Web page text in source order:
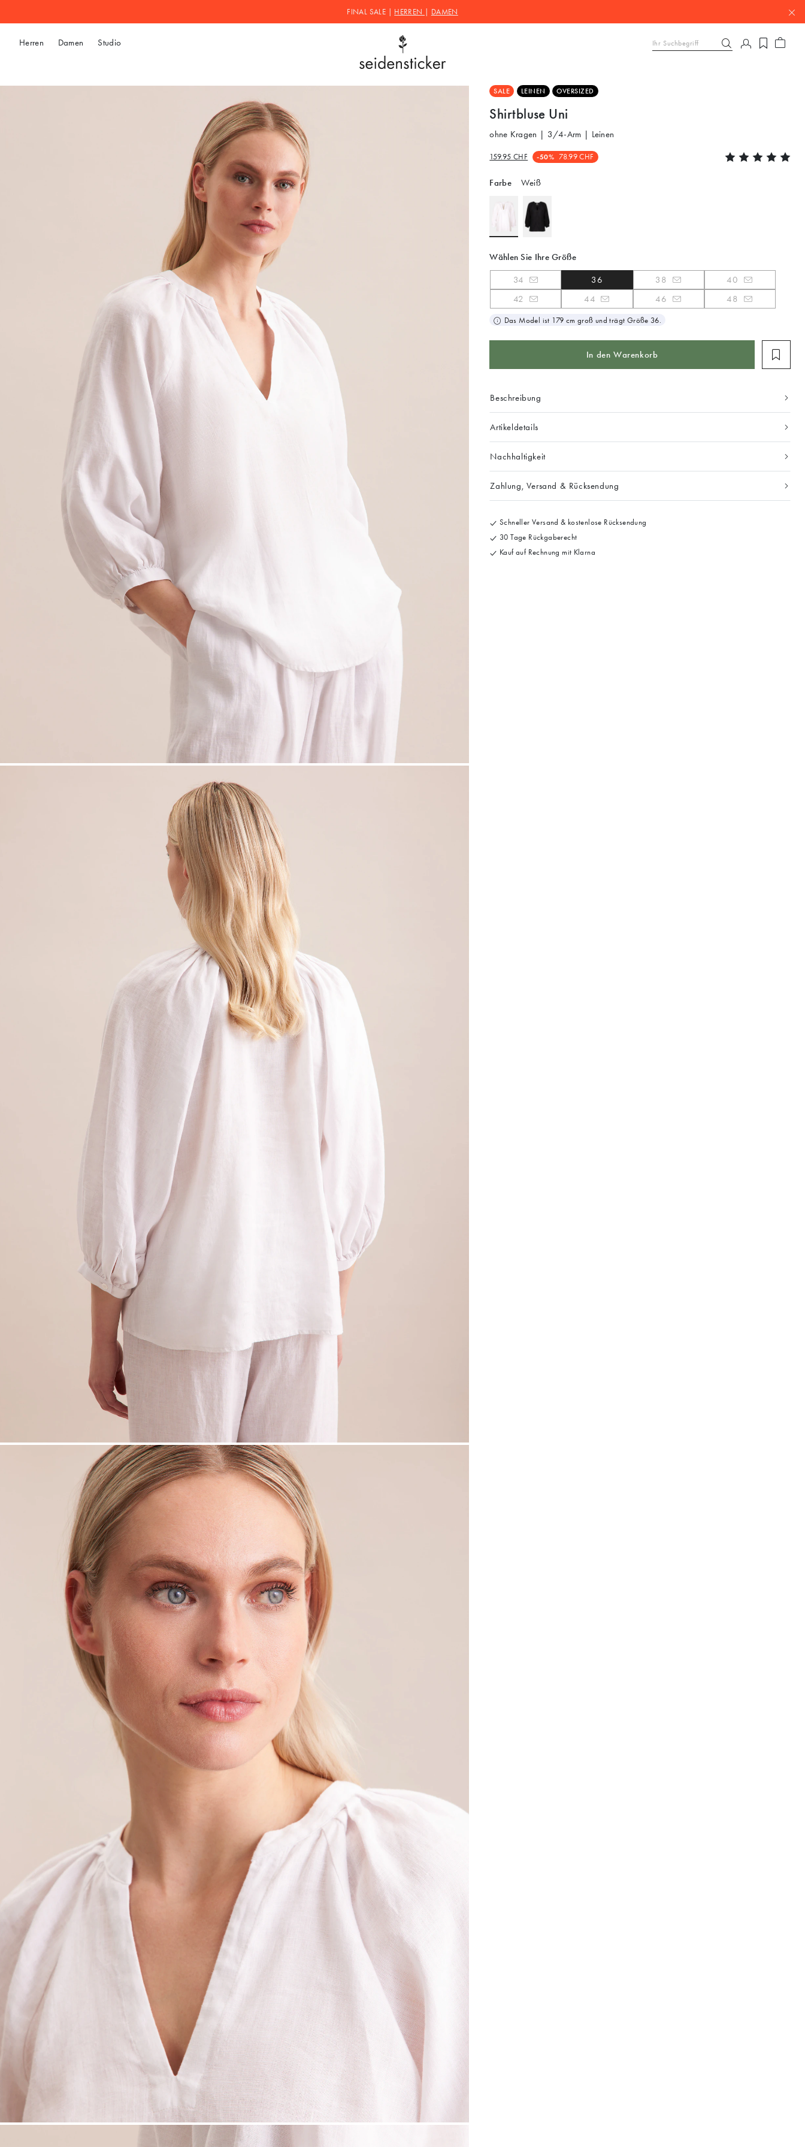
FINAL SALE | HERREN DAMEN
Herren Damen Studio
SALE LEINEN OVERSIZED
Shirtbluse Uni
ohne Kragen | 3/4-Arm | Leinen
159.95 CHF -50% 78.99 CHF
Farbe Weiß
Wählen Sie Ihre Größe
34 36 38
40
42
44 46 48
Das Model ist 179 cm groß und trägt Größe 36.
In den Warenkorb
Beschreibung
Artikeldetails
Nachhaltigkeit
Zahlung, Versand & Rücksendung
Schneller Versand & kostenlose Rücksendung
30 Tage Rückgaberecht
Kauf auf Rechnung mit Klarna